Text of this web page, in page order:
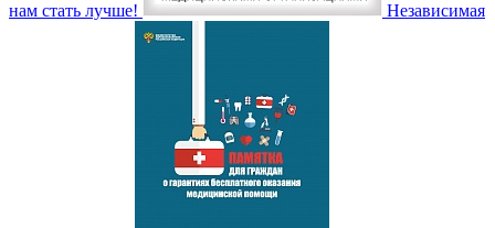
нам стать лучше! Независимая